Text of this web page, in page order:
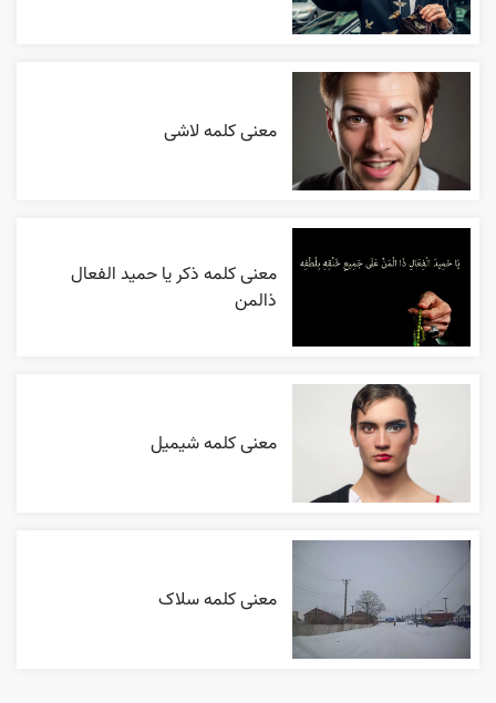
معنی کلمه لاشی
معنی کلمه ذکر یا حمید الفعال
ذالمن
معنی کلمه شیمیل
معنی کلمه سلاک